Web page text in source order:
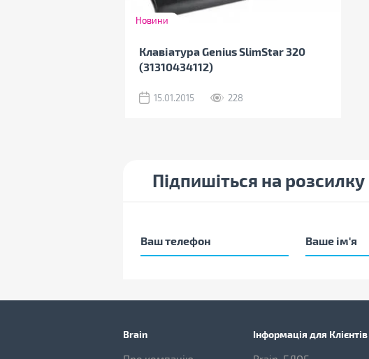
Новини
Клавіатура Genius SlimStar 320
(31310434112)
15.01.2015 228
Підпишіться на розсилку
Brain Інформація для Клієнтів